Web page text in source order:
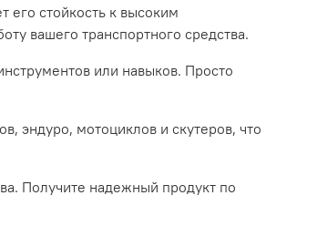
его стойкость к высоким
вашего транспортного средства.
или навыков. Просто
эндуро, мотоциклов и скутеров, что
Получите надежный продукт по